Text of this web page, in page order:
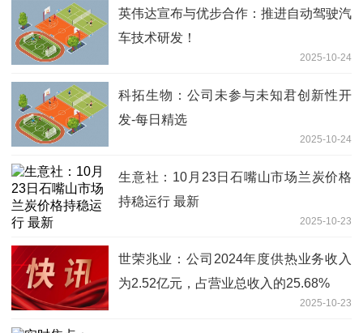
英伟达宣布与优步合作：推进自动驾驶汽
车技术研发！
2025-10-24
科拓生物：公司未参与未知君创新性开
发-每日精选
2025-10-24
生意社：10月23日石嘴山市场兰炭价格
持稳运行 最新
2025-10-23
世荣兆业：公司2024年度供热业务收入
为2.52亿元，占营业总收入的25.68%
2025-10-23